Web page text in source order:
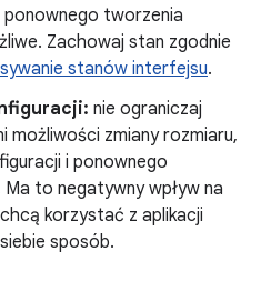
ponownego tworzenia
Zachowaj stan zgodnie
stanów interfejsu.
nie ograniczaj
możliwości zmiany rozmiaru,
i ponownego
Ma to negatywny wpływ na
korzystać z aplikacji
sposób.